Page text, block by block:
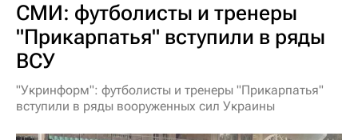
СМИ: футболисты и тренеры
"Прикарпатья" вступили в ряды
ВСУ
"Укринформ": футболисты и тренеры "Прикарпатья"
вступили в ряды вооруженных сил Украины